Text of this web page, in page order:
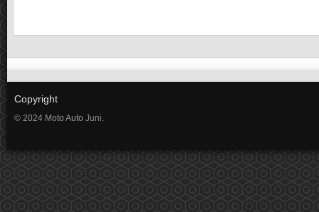
Copyright
© 2024 Moto Auto Juni.